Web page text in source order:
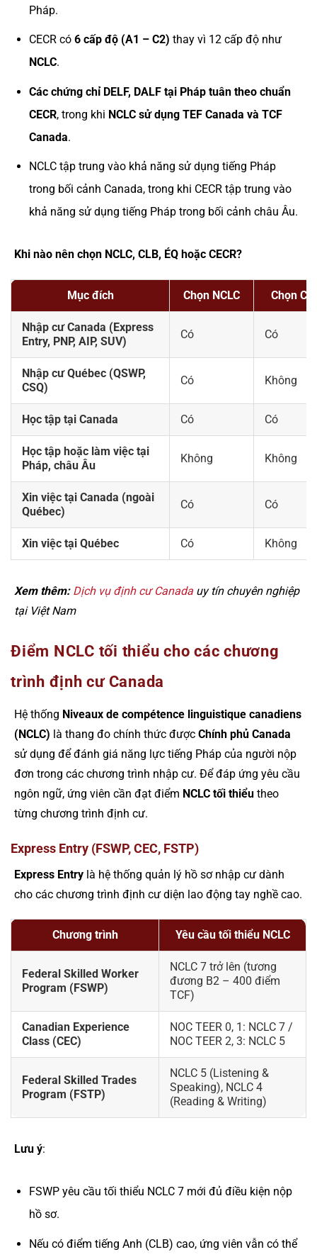
Pháp.
CECR có 6 cấp độ (A1 – C2) thay vì 12 cấp độ như
NCLC.
Các chứng chỉ DELF, DALF tại Pháp tuân theo chuẩn
CECR, trong khi NCLC sử dụng TEF Canada và TCF
Canada.
NCLC tập trung vào khả năng sử dụng tiếng Pháp
trong bối cảnh Canada, trong khi CECR tập trung vào
khả năng sử dụng tiếng Pháp trong bối cảnh châu Âu.
Khi nào nên chọn NCLC, CLB, ÉQ hoặc CECR?
Mục đích Chọn NCLC Chọn
Nhập cư Canada (Express
Entry, PNP, AIP, SUV)
Có Có
Nhập cư Québec (QSWP,
CSQ)
Có Không
Học tập tại Canada Có Có
Học tập hoặc làm việc tại
Pháp, châu Âu
Không Không
Xin việc tại Canada (ngoài
Québec)
Có Có
Xin việc tại Québec Có Không
Xem thêm: Dịch vụ định cư Canada uy tín chuyên nghiệp
tại Việt Nam
Điểm NCLC tối thiểu cho các chương
trình định cư Canada
Hệ thống Niveaux de compétence linguistique canadiens
(NCLC) là thang đo chính thức được Chính phủ Canada
sử dụng để đánh giá năng lực tiếng Pháp của người nộp
đơn trong các chương trình nhập cư. Để đáp ứng yêu cầu
ngôn ngữ, ứng viên cần đạt điểm NCLC tối thiểu theo
từng chương trình định cư.
Express Entry (FSWP, CEC, FSTP)
Express Entry là hệ thống quản lý hồ sơ nhập cư dành
cho các chương trình định cư diện lao động tay nghề cao.
Chương trình Yêu cầu tối thiểu NCLC
Federal Skilled Worker
Program (FSWP)
NCLC 7 trở lên (tương
đương B2 – 400 điểm
TCF)
Canadian Experience
Class (CEC)
NOC TEER 0, 1: NCLC 7 /
NOC TEER 2, 3: NCLC 5
Federal Skilled Trades
Program (FSTP)
NCLC 5 (Listening &
Speaking), NCLC 4
(Reading & Writing)
Lưu ý:
FSWP yêu cầu tối thiểu NCLC 7 mới đủ điều kiện nộp
hồ sơ.
Nếu có điểm tiếng Anh (CLB) cao, ứng viên vẫn có thể